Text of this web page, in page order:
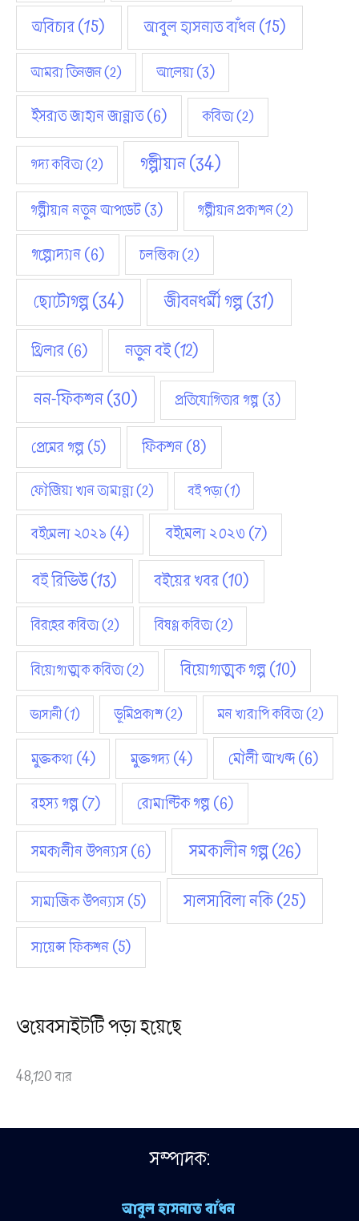
অবিচার(15) আবুল হাসনাত বাঁধন(15)
আমরা তিনজন(2) আলেয়া(3)
ইসরাত জাহান জান্নাত(6) কবিতা(2)
গদ্য কবিতা(2) গল্পীয়ান(34)
গল্পীয়ান নতুন আপডেট(3) গল্পীয়ান প্রকাশন(2)
গল্পোদ্যান(6) চলন্তিকা(2)
ছোটোগল্প(34) জীবনধর্মী গল্প(31)
থ্রিলার(6) নতুন বই(12)
নন-ফিকশন(30) প্রতিযোগিতার গল্প(3)
প্রেমের গল্প(5) ফিকশন(8)
ফৌজিয়া খান তামান্না(2) বই পড়া(1)
বইমেলা ২০২১(4) বইমেলা ২০২৩(7)
বই রিভিউ(13) বইয়ের খবর(10)
বিরহের কবিতা(2) বিষণ্ণ কবিতা(2)
বিয়োগাত্মক কবিতা(2) বিয়োগাত্মক গল্প(10)
ভাসানী(1) ভূমিপ্রকাশ(2) মন খারাপি কবিতা(2)
মুক্তকথা(4) মুক্তগদ্য(4) মৌলী আখন্দ(6)
রহস্য গল্প(7) রোমান্টিক গল্প(6)
সমকালীন উপন্যাস(6) সমকালীন গল্প(26)
সামাজিক উপন্যাস(5) সালসাবিলা নকি(25)
সায়েন্স ফিকশন(5)
ওয়েবসাইটটি পড়া হয়েছে
48,120 বার
সম্পাদক:
আবুল হাসনাত বাঁধন